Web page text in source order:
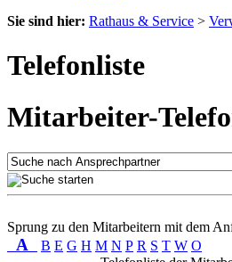
Sie sind hier: Rathaus & Service >
Telefonliste
Mitarbeiter-
Sprung zu den Mitarbeitern mit dem
A B E G H M N P R S T W O